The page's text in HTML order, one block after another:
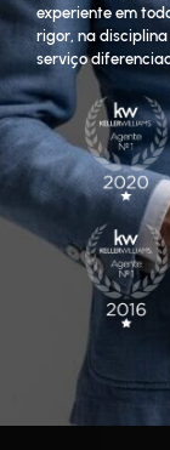
experiente em
rigor, na
serviço